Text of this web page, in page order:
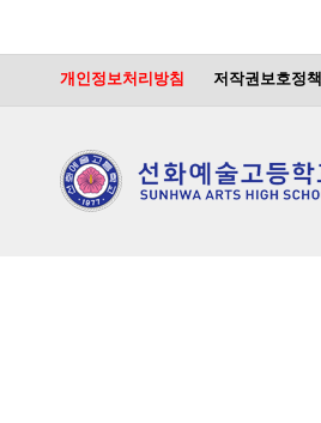
개인정보처리방침 저작권보호정책